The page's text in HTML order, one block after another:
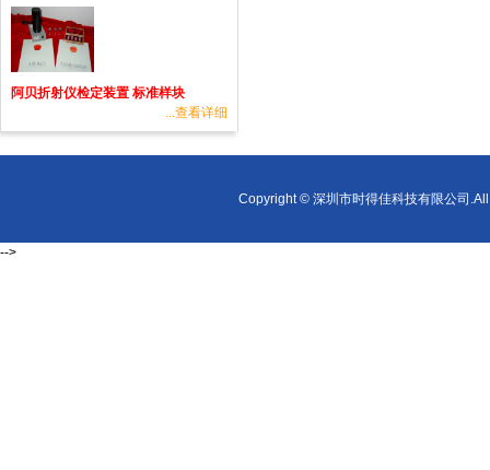
阿贝折射仪检定装置 标准样块
...查看详细
Copyright © 深圳市时得佳科技有限公司
-->